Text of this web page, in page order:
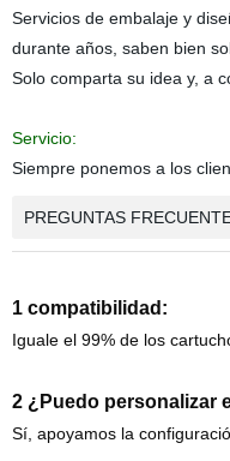
Servicios de embalaje y
durante años, saben bien
Solo comparta su idea y, a
Servicio:
Siempre ponemos a los
PREGUNTAS
1 compatibilidad:
Iguale el 99% de los
2 ¿Puedo personalizar
Sí, apoyamos la